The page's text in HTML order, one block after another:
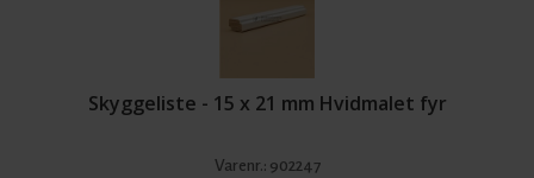
Skyggeliste - 15 x 21 mm Hvidmalet fyr
Varenr.: 902247